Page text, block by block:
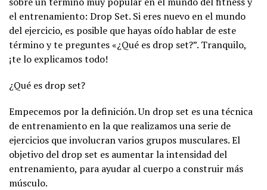
el entrenamiento: Drop Set. Si eres nuevo en el mundo
del ejercicio, es posible que hayas oído hablar de este
término y te preguntes «¿Qué es drop set?”. Tranquilo,
¡te lo explicamos todo!
¿Qué es drop set?
Empecemos por la definición. Un drop set es una técnica
de entrenamiento en la que realizamos una serie de
ejercicios que involucran varios grupos musculares. El
objetivo del drop set es aumentar la intensidad del
entrenamiento, para ayudar al cuerpo a construir más
músculo.